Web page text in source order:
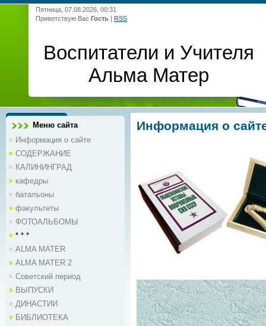
Пятница, 07.08.2026, 00:31
Приветствую Вас Гость | RSS
Воспитатели и Учителя
Альма Матер
Меню сайта
Информация о сайте
СОДЕРЖАНИЕ
КАЛИНИНГРАД
кафедры
батальоны
факультеты
ФОТОАЛЬБОМЫ
* * *
ALMA MATER
ALMA MATER 2
Советский период
ВЫПУСКИ
ДИНАСТИИ
БИБЛИОТЕКА
Информация о